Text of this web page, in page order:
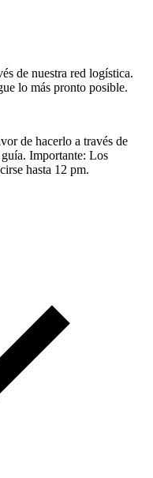
de nuestra red logística.
lo más pronto posible.
de hacerlo a través de
Importante: Los
hasta 12 pm.